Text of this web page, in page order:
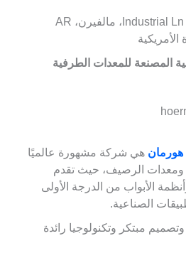
1215 Industrial Ln، مالفيرن، AR
المصنعة للمعدات الطرفية
هورمان هي شركة مشهورة عالميًا
ومعدات الرصيف، حيث تقدم
الأبواب من الدرجة الأولى
الصناعية.
مبتكر وتكنولوجيا رائدة